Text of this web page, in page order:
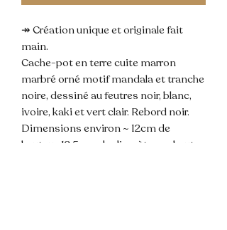
↠ Création unique et originale fait
main.
Cache-pot en terre cuite marron
marbré orné motif mandala et tranche
noire, dessiné au feutres noir, blanc,
ivoire, kaki et vert clair. Rebord noir.
Dimensions environ ~ 12cm de
hauteur, 12,5 cm de diamètre en haut